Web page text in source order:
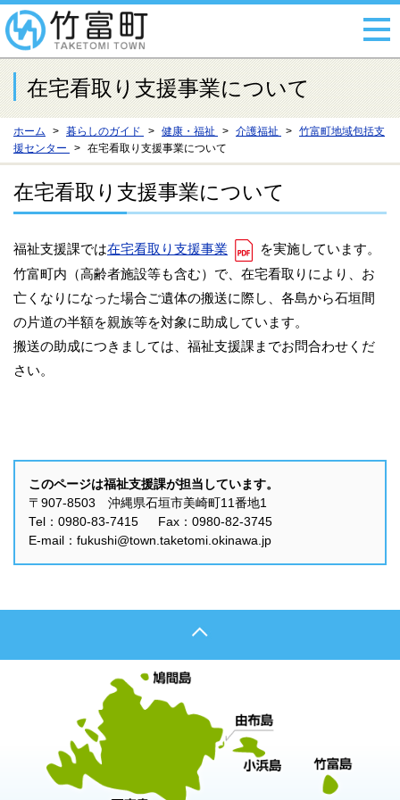
在宅看取り支援事業について
ホーム 暮らしのガイド 健康・福祉 介護福祉
竹富町地域包括支
援センター
在宅看取り支援事業について
在宅看取り支援事業について
福祉支援課では在宅看取り支援事業
を実施しています。
竹富町内（高齢者施設等も含む）で、在宅看取りにより、お
亡くなりになった場合ご遺体の搬送に際し、 各島から石垣間
の片道の半額を親族等を対象に助成しています。
搬送の助成につきましては、福祉支援課までお問合わせくだ
さい。
このページは福祉支援課が担当しています。
〒907-8503 沖縄県石垣市美崎町11番地1
Tel：0980-83-7415 Fax：0980-82-3745
E-mail：fukushi@town.taketomi.okinawa.jp